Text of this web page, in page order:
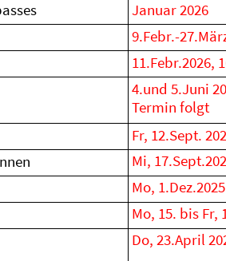
Januar 2026
9.Febr.-
11.Febr.2026,
4.und 5.Juni
Termin folgt
Fr, 12.Sept.
Mi,
Mo, 1.Dez.2025
Mo, 15. bis Fr,
Do, 23.April